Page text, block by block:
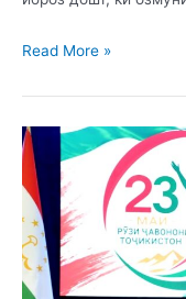
Read More »